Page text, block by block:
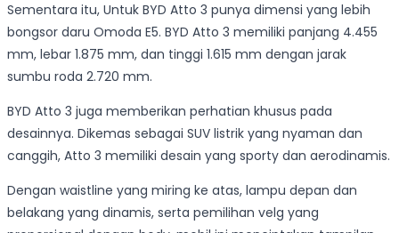
Sementara itu, Untuk BYD Atto 3 punya dimensi yang lebih
bongsor daru Omoda E5. BYD Atto 3 memiliki panjang 4.455
mm, lebar 1.875 mm, dan tinggi 1.615 mm dengan jarak
sumbu roda 2.720 mm.
BYD Atto 3 juga memberikan perhatian khusus pada
desainnya. Dikemas sebagai SUV listrik yang nyaman dan
canggih, Atto 3 memiliki desain yang sporty dan aerodinamis.
Dengan waistline yang miring ke atas, lampu depan dan
belakang yang dinamis, serta pemilihan velg yang